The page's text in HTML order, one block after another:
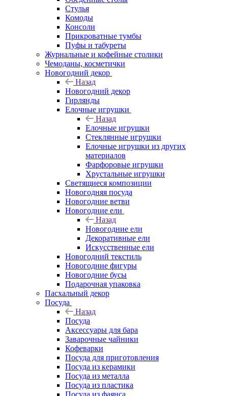
Стулья
Комоды
Консоли
Прикроватные тумбы
Пуфы и табуреты
Журнальные и кофейные столики
Чемоданы, косметички
Новогодний декор
Назад
Новогодний декор
Гирлянды
Елочные игрушки
Назад
Елочные игрушки
Стеклянные игрушки
Елочные игрушки из других
материалов
Фарфоровые игрушки
Хрустальные игрушки
Светящиеся композиции
Новогодняя посуда
Новогодние ветви
Новогодние ели
Назад
Новогодние ели
Декоративные ели
Искусственные ели
Новогодний текстиль
Новогодние фигуры
Новогодние бусы
Подарочная упаковка
Пасхальный декор
Посуда
Назад
Посуда
Аксессуары для бара
Заварочные чайники
Кофеварки
Посуда для приготовления
Посуда из керамики
Посуда из металла
Посуда из пластика
Посуда из фаянса